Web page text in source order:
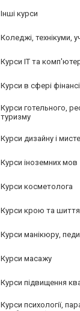
Інші курси
Коледжі, технікуми,
Курси IT та
Курси в сфері
Курси готельного,
туризму
Курси дизайну і
Курси іноземних мов
Курси косметолога
Курси крою та шиття
Курси манікюру,
Курси масажу
Курси підвищення
Курси психології,